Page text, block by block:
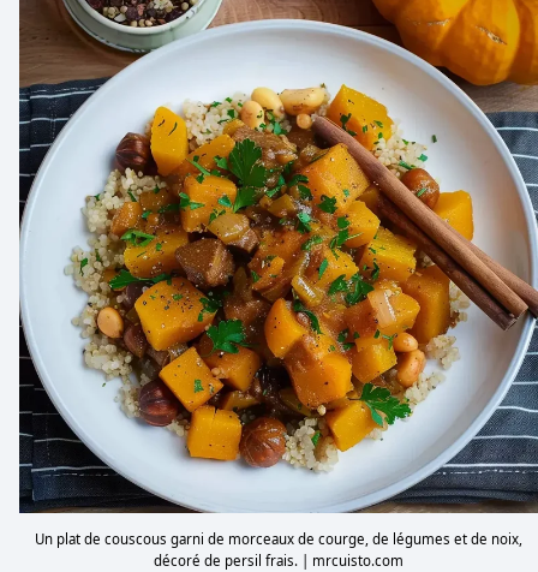
Un plat de couscous garni de morceaux de courge, de légumes et de noix,
décoré de persil frais. | mrcuisto.com